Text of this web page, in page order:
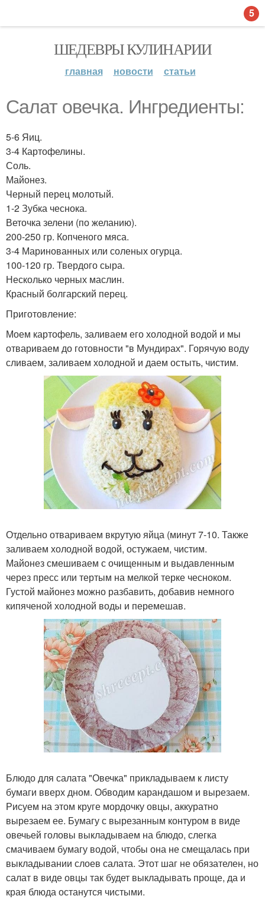
ШЕДЕВРЫ КУЛИНАРИИ
главная новости статьи
Салат овечка. Ингредиенты:
5-6 Яиц.
3-4 Картофелины.
Соль.
Майонез.
Черный перец молотый.
1-2 Зубка чеснока.
Веточка зелени (по желанию).
200-250 гр. Копченого мяса.
3-4 Маринованных или соленых огурца.
100-120 гр. Твердого сыра.
Несколько черных маслин.
Красный болгарский перец.
Приготовление:
Моем картофель, заливаем его холодной водой и мы
отвариваем до готовности "в Мундирах". Горячую воду
сливаем, заливаем холодной и даем остыть, чистим.
Отдельно отвариваем вкрутую яйца (минут 7-10. Также
заливаем холодной водой, остужаем, чистим.
Майонез смешиваем с очищенным и выдавленным
через пресс или тертым на мелкой терке чесноком.
Густой майонез можно разбавить, добавив немного
кипяченой холодной воды и перемешав.
Блюдо для салата "Овечка" прикладываем к листу
бумаги вверх дном. Обводим карандашом и вырезаем.
Рисуем на этом круге мордочку овцы, аккуратно
вырезаем ее. Бумагу с вырезанным контуром в виде
овечьей головы выкладываем на блюдо, слегка
смачиваем бумагу водой, чтобы она не смещалась при
выкладывании слоев салата. Этот шаг не обязателен, но
салат в виде овцы так будет выкладывать проще, да и
края блюда останутся чистыми.
5